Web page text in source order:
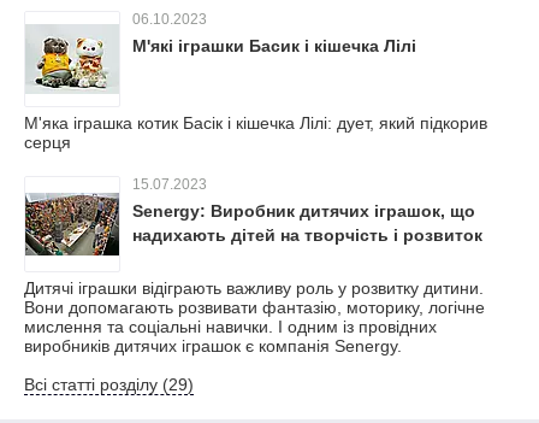
06.10.2023
М'які іграшки Басик і кішечка Лілі
М'яка іграшка котик Басік і кішечка Лілі: дует, який підкорив
серця
15.07.2023
Senergy: Виробник дитячих іграшок, що
надихають дітей на творчість і розвиток
Дитячі іграшки відіграють важливу роль у розвитку дитини.
Вони допомагають розвивати фантазію, моторику, логічне
мислення та соціальні навички. І одним із провідних
виробників дитячих іграшок є компанія Senergy.
Всі статті розділу (29)